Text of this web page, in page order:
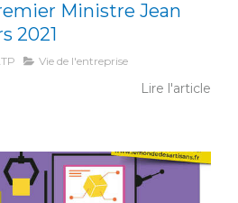
Ministre Jean
2021
Vie de l'entreprise
Lire l'article